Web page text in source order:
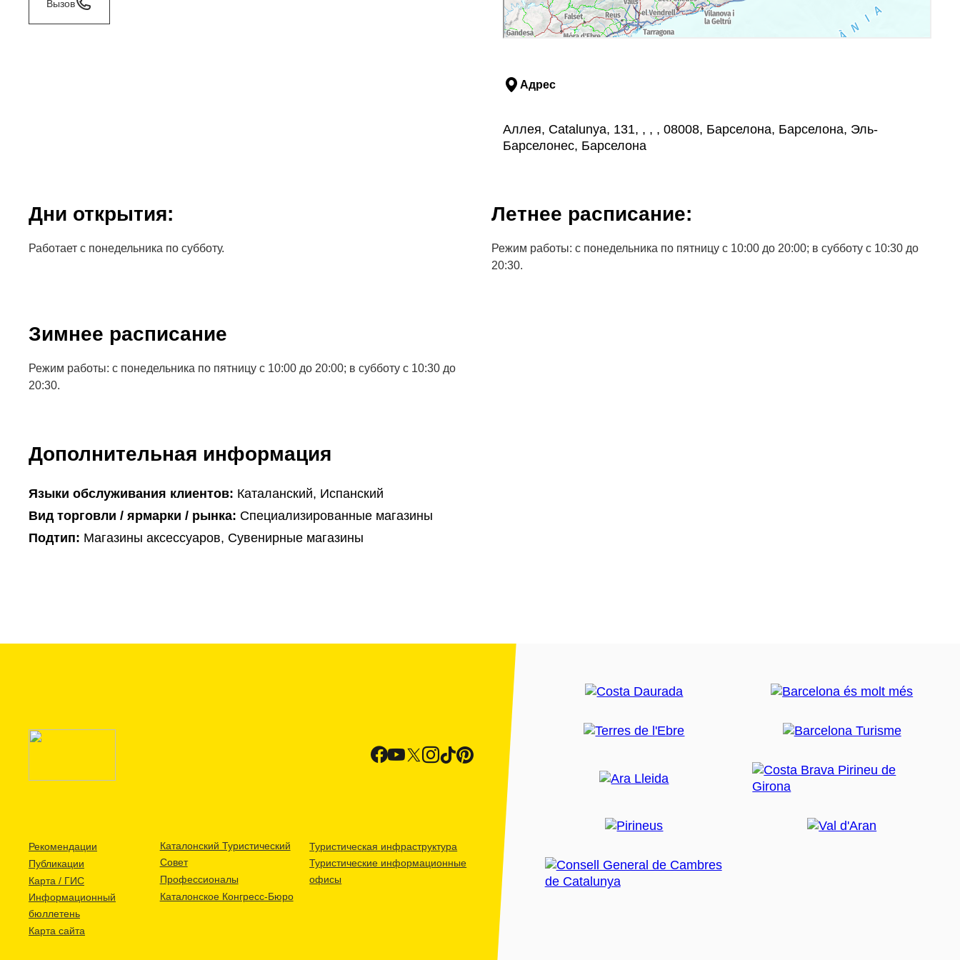
Вызов
Адрес
Аллея, Catalunya, 131, , , , 08008, Барселона, Барселона, Эль-
Барселонес, Барселона
Дни открытия:
Работает с понедельника по субботу.
Летнее расписание:
Режим работы: с понедельника по пятницу с 10:00 до 20:00; в субботу с 10:30 до
20:30.
Зимнее расписание
Режим работы: с понедельника по пятницу с 10:00 до 20:00; в субботу с 10:30 до
20:30.
Дополнительная информация
Языки обслуживания клиентов: Каталанский, Испанский
Вид торговли / ярмарки / рынка: Специализированные магазины
Подтип: Магазины аксессуаров, Сувенирные магазины
Рекомендации
Публикации
Карта / ГИС
Информационный
бюллетень
Карта сайта
Каталонский Туристический
Совет
Профессионалы
Каталонское Конгресс-Бюро
Туристическая инфраструктура
Туристические информационные
офисы